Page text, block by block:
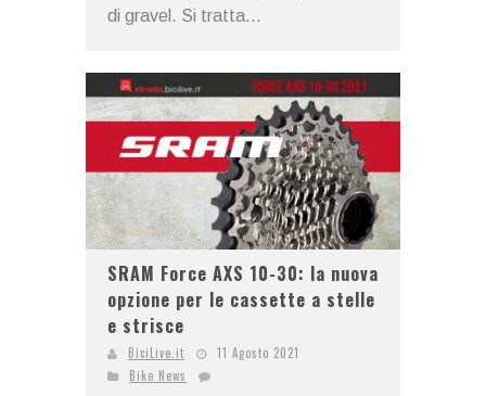
di gravel. Si tratta...
SRAM Force AXS 10-30: la nuova
opzione per le cassette a stelle
e strisce
BiciLive.it
11 Agosto 2021
Bike News